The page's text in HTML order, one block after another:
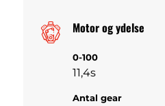
Motor og ydelse
0-100
11,4s
Antal gear